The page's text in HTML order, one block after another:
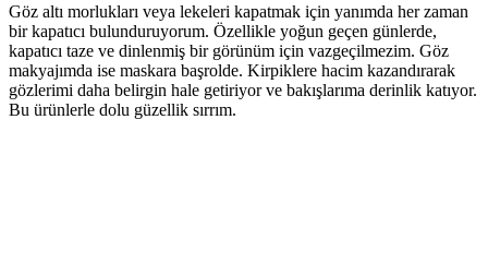
Göz altı morlukları veya lekeleri kapatmak için yanımda her zaman
bir kapatıcı bulunduruyorum. Özellikle yoğun geçen günlerde,
kapatıcı taze ve dinlenmiş bir görünüm için vazgeçilmezim. Göz
makyajımda ise maskara başrolde. Kirpiklere hacim kazandırarak
gözlerimi daha belirgin hale getiriyor ve bakışlarıma derinlik katıyor.
Bu ürünlerle dolu güzellik sırrım.